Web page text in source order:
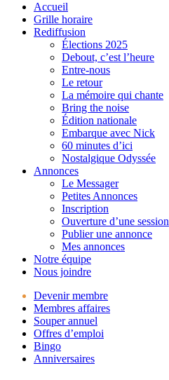
Accueil
Grille horaire
Rediffusion
Élections 2025
Debout, c’est l’heure
Entre-nous
Le retour
La mémoire qui chante
Bring the noise
Édition nationale
Embarque avec Nick
60 minutes d’ici
Nostalgique Odyssée
Annonces
Le Messager
Petites Annonces
Inscription
Ouverture d’une session
Publier une annonce
Mes annonces
Notre équipe
Nous joindre
Devenir membre
Membres affaires
Souper annuel
Offres d’emploi
Bingo
Anniversaires